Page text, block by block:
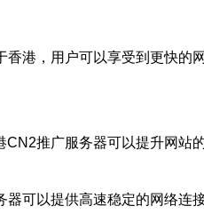
港，用户可以享受到更快
推广服务器可以提升网
可以提供高速稳定的网络